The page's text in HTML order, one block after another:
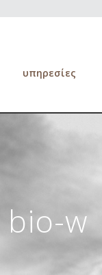
υπηρεσίες
bio-w